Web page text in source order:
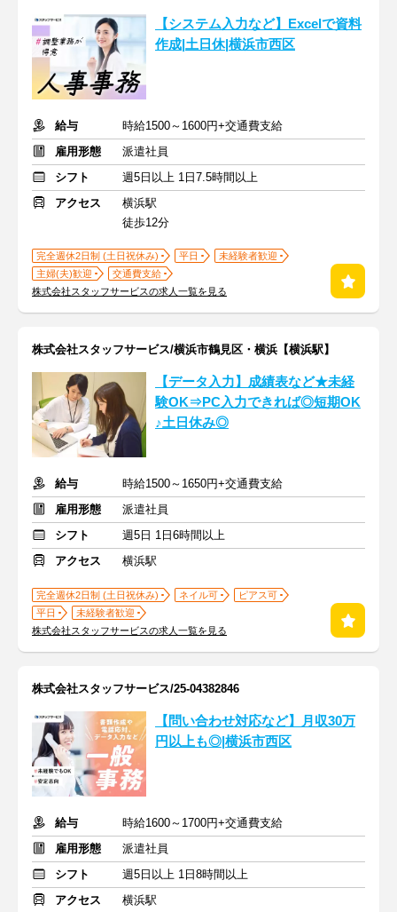
【システム入力など】Excelで資料
作成|土日休|横浜市西区
給与
時給1500～1600円+交通費支給
雇用形態
派遣社員
シフト
週5日以上 1日7.5時間以上
アクセス
横浜駅
徒歩12分
完全週休2日制 (土日祝休み) 平日
未経験者歓迎
主婦(夫)歓迎
交通費支給
株式会社スタッフサービスの求人一覧を見る
株式会社スタッフサービス/横浜市鶴見区・横浜【横浜駅】
【データ入力】成績表など★未経
験OK⇒PC入力できれば◎短期OK
♪土日休み◎
給与
時給1500～1650円+交通費支給
雇用形態
派遣社員
シフト
週5日 1日6時間以上
アクセス
横浜駅
完全週休2日制 (土日祝休み) ネイル可
ピアス可
平日
未経験者歓迎
株式会社スタッフサービスの求人一覧を見る
株式会社スタッフサービス/25-04382846
【問い合わせ対応など】月収30万
円以上も◎|横浜市西区
給与
時給1600～1700円+交通費支給
雇用形態
派遣社員
シフト
週5日以上 1日8時間以上
アクセス
横浜駅